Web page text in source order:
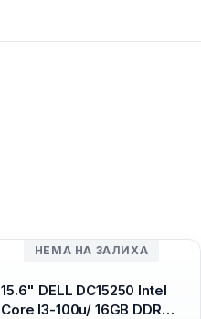
НЕМА НА ЗАЛИХА
15.6" DELL DC15250 Intel
Core I3-100u/ 16GB DDR4/